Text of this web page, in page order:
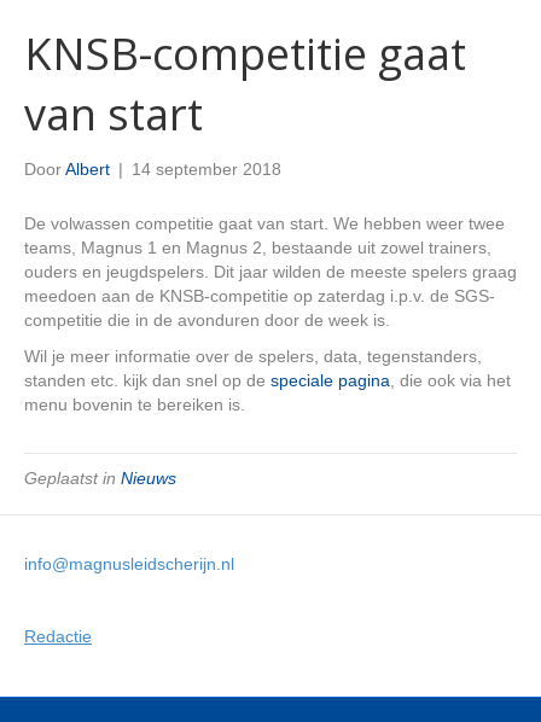
KNSB-competitie gaat
van start
DoorAlbert | 14 september 2018
De volwassen competitie gaat van start. We hebben weer twee
teams, Magnus 1 en Magnus 2, bestaande uit zowel trainers,
ouders en jeugdspelers. Dit jaar wilden de meeste spelers graag
meedoen aan de KNSB-competitie op zaterdag i.p.v. de SGS-
competitie die in de avonduren door de week is.
Wil je meer informatie over de spelers, data, tegenstanders,
standen etc. kijk dan snel op de speciale pagina , die ook via het
menu bovenin te bereiken is.
Geplaatst in Nieuws
info@magnusleidscherijn.nl
Redactie